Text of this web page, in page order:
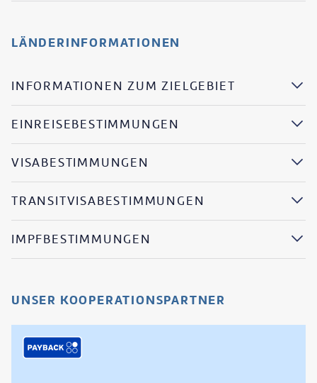
LÄNDERINFORMATIONEN
INFORMATIONEN ZUM ZIELGEBIET
EINREISEBESTIMMUNGEN
VISABESTIMMUNGEN
TRANSITVISABESTIMMUNGEN
IMPFBESTIMMUNGEN
UNSER KOOPERATIONSPARTNER